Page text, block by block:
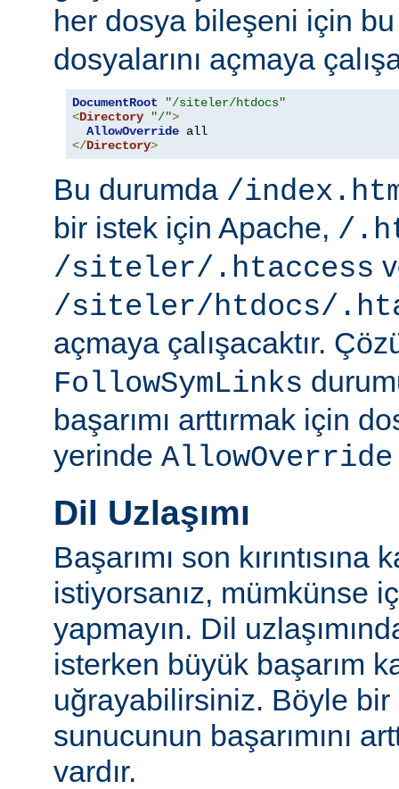
her dosya bileşeni için
dosyalarını açmaya
DocumentRoot
"/siteler/htdocs"
<Directory "/">
AllowOverride
</Directory>
Bu durumda /
bir istek için Apache, /
/siteler/.htaccess
/siteler/htdocs/
açmaya çalışacaktır.
FollowSymLinks
başarımı arttırmak için
yerinde AllowOverride
Dil Uzlaşımı
Başarımı son kırıntısına
istiyorsanız, mümkünse
yapmayın. Dil
isterken büyük başarım
uğrayabilirsiniz. Böyle bir
sunucunun başarımını
vardır.